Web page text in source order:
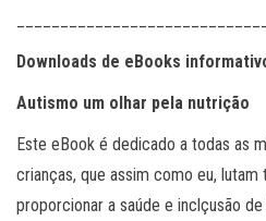
Downloads de eBooks
Autismo um olhar pela nutrição
Este eBook é dedicado a todas as
crianças, que assim como eu, lutam
proporcionar a saúde e inclçusão